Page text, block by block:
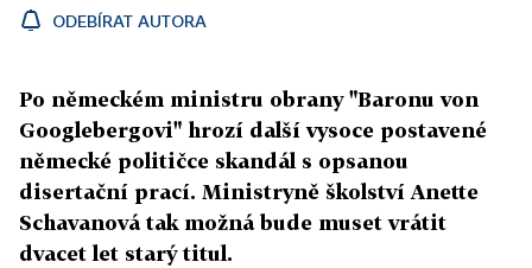
ODEBÍRAT AUTORA
Po německém ministru obrany "Baronu von
Googlebergovi" hrozí další vysoce postavené
německé političce skandál s opsanou
disertační prací. Ministryně školství Anette
Schavanová tak možná bude muset vrátit
dvacet let starý titul.